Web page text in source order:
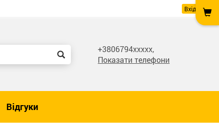
Вхід
+3806794xxxxx,
Показати телефони
Відгуки